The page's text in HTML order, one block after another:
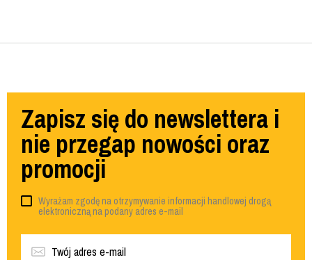
Zapisz się do newslettera i
nie przegap nowości oraz
promocji
Wyrażam zgodę na otrzymywanie informacji handlowej drogą
elektroniczną na podany adres e-mail